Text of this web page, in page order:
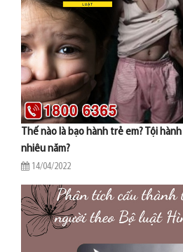
Thế nào là bạo hành trẻ em? Tội
nhiêu năm?
14/04/2022